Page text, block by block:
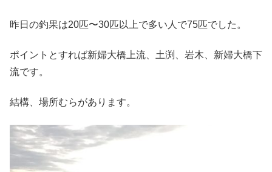
昨日の釣果は20匹〜30匹以上で多い人で75匹でした。
ポイントとすれば新婦大橋上流、土渕、岩木、新婦大橋下
流です。
結構、場所むらがあります。